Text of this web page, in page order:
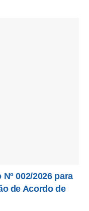
002/2026 para
de Acordo de